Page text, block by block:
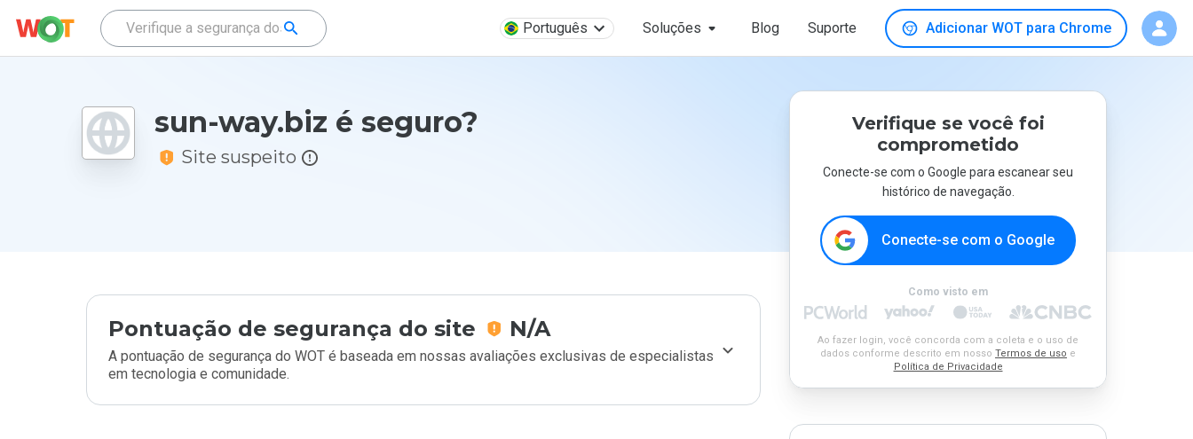
Português Soluções Blog Suporte Adicionar WOT para Chrome
sun-way.biz é seguro?
Site suspeito
Pontuação de segurança do site N/A
A pontuação de segurança do WOT é baseada em nossas avaliações exclusivas de especialistas
em tecnologia e comunidade.
Verifique se você foi
comprometido
Conecte-se com o Google para escanear seu
histórico de navegação.
Conecte-se com o Google
Como visto em
Ao fazer login, você concorda com a coleta e o uso de
dados conforme descrito em nosso Termos de uso e
Política de Privacidade